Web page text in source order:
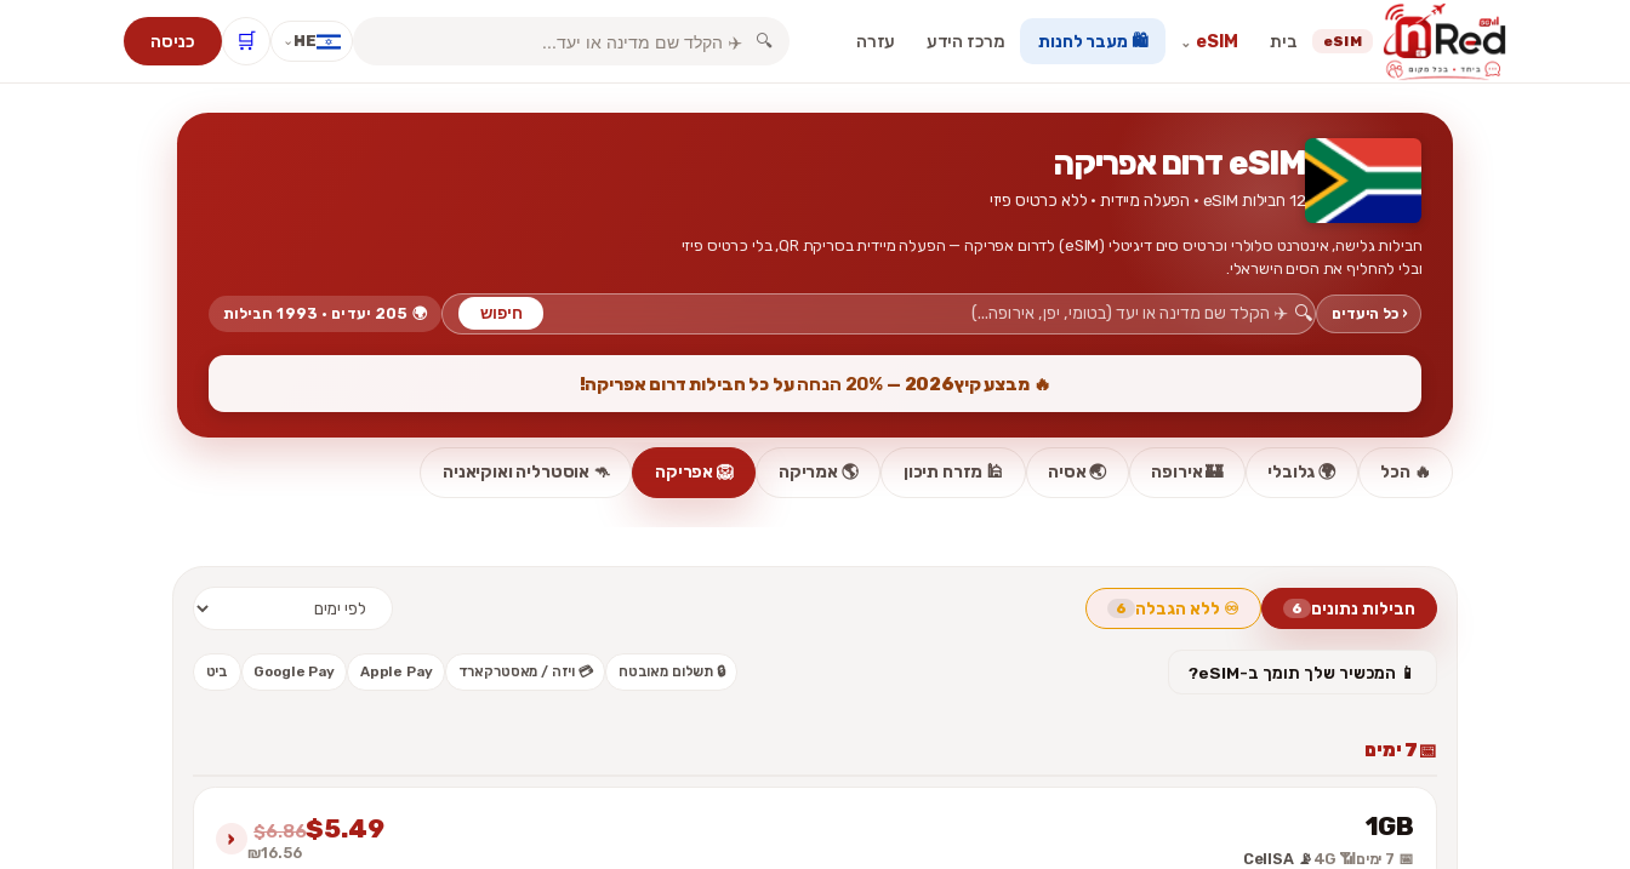
eSIM בית eSIM
⌄ 🛍️ מעבר לחנות מרכז הידע עזרה 🔍
HE
⌄
🛒 כניסה
eSIM דרום אפריקה
12 חבילות eSIM · הפעלה מיידית · ללא כרטיס פיזי
חבילות גלישה, אינטרנט סלולרי וכרטיס סים דיגיטלי (eSIM) לדרום אפריקה — הפעלה מיידית בסריקת QR, בלי כרטיס פיזי
ובלי להחליף את הסים הישראלי.
‹ כל היעדים 🔍 חיפוש 🌍 205 יעדים · 1993 חבילות
🔥 מבצע קיץ2026 — 20% הנחה על כל חבילות דרום אפריקה!
🔥 הכל 🌍 גלובלי 🏰 אירופה 🌏 אסיה 🕌 מזרח תיכון 🌎 אמריקה 🦁 אפריקה 🦘 אוסטרליה ואוקיאניה
חבילות נתונים 6 ♾️ ללא הגבלה 6
📱 המכשיר שלך תומך ב-eSIM? 🔒 תשלום מאובטח 💳 ויזה / מאסטרקארד Apple Pay
Google Pay ביט
7 ימים
1GB
📅 7 ימים 📶 4G
📡 CellSA
$6.86$5.49
₪16.56
›